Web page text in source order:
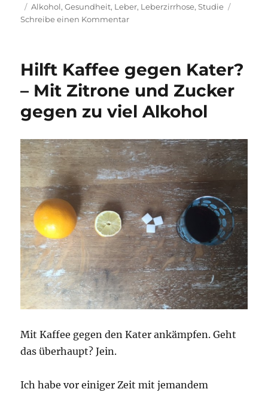
am
Schlagwörter
Alkohol,Gesundheit, Leber, Leberzirrhose,Studie
Schreibe einen Kommentarzu
Risiko
einer
Leberzirrhose
um
44
senken
Hilft Kaffee gegen Kater?
– Mit Zitrone und Zucker
gegen zu viel Alkohol
Mit Kaffee gegen den Kater ankämpfen. Geht
das überhaupt? Jein.
Ich habe vor einiger Zeit mit jemandem